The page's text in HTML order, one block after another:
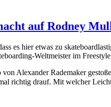
auf Rodney
es hier etwas zu
Weltmeister im
Alexander Rademaker
richtig drauf. Mit welcher